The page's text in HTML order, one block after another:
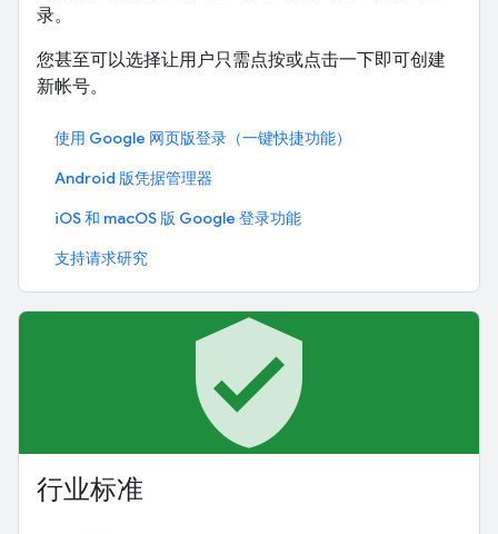
录。
您甚至可以选择让用户只需点按或点击一下即可创建
新帐号。
使用 Google 网页版登录（一键快捷功能）
Android 版凭据管理器
iOS 和 macOS 版 Google 登录功能
支持请求研究
verified_user
行业标准